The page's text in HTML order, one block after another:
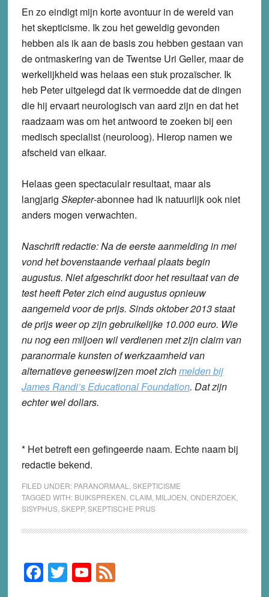
En zo eindigt mijn korte avontuur in de wereld van
het skepticisme. Ik zou het geweldig gevonden
hebben als ik aan de basis zou hebben gestaan van
de ontmaskering van de Twentse Uri Geller, maar de
werkelijkheid was helaas een stuk prozaïscher. Ik
heb Peter uitgelegd dat ik vermoedde dat de dingen
die hij ervaart neurologisch van aard zijn en dat het
raadzaam was om het antwoord te zoeken bij een
medisch specialist (neuroloog). Hierop namen we
afscheid van elkaar.
Helaas geen spectaculair resultaat, maar als
langjarig Skepter-abonnee had ik natuurlijk ook niet
anders mogen verwachten.
Naschrift redactie: Na de eerste aanmelding in mei
vond het bovenstaande verhaal plaats begin
augustus. Niet afgeschrikt door het resultaat van de
test heeft Peter zich eind augustus opnieuw
aangemeld voor de prijs. Sinds oktober 2013 staat
de prijs weer op zijn gebruikelijke 10.000 euro. Wie
nu nog een miljoen wil verdienen met zijn claim van
paranormale kunsten of werkzaamheid van
alternatieve geneeswijzen moet zichmelden bij
James Randi’s Educational Foundation. Dat zijn
echter wel dollars.
* Het betreft een gefingeerde naam. Echte naam bij
redactie bekend.
FILED UNDER: PARANORMAAL
SKEPTICISME
TAGGED WITH: BUIKSPREKEN CLAIM MILJOEN ONDERZOEK,
SISYPHUS, SKEPP, SKEPTISCHE PRIJS
Primary
Sidebar
F T Y F